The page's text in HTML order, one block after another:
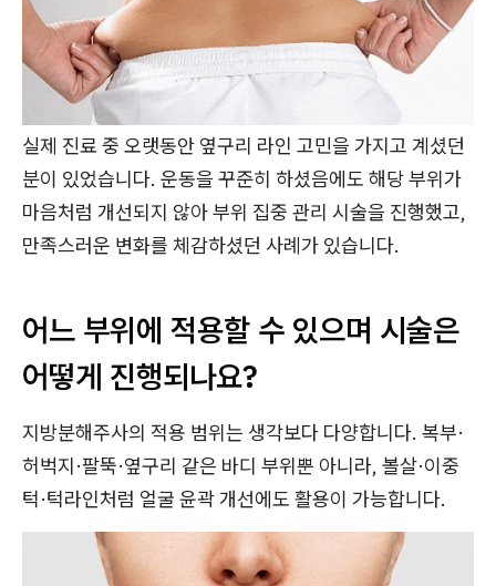
실제 진료 중 오랫동안 옆구리 라인 고민을 가지고 계셨던
분이 있었습니다. 운동을 꾸준히 하셨음에도 해당 부위가
마음처럼 개선되지 않아 부위 집중 관리 시술을 진행했고,
만족스러운 변화를 체감하셨던 사례가 있습니다.
어느 부위에 적용할 수 있으며 시술은
어떻게 진행되나요?
지방분해주사의 적용 범위는 생각보다 다양합니다. 복부·
허벅지·팔뚝·옆구리 같은 바디 부위뿐 아니라, 볼살·이중
턱·턱라인처럼 얼굴 윤곽 개선에도 활용이 가능합니다.